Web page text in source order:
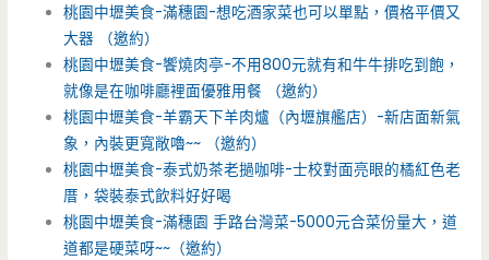
桃園中壢美食-滿穗園-想吃酒家菜也可以單點，價格平價又
大器 （邀約）
桃園中壢美食-饗燒肉亭-不用800元就有和牛牛排吃到飽，
就像是在咖啡廳裡面優雅用餐 （邀約）
桃園中壢美食-羊霸天下羊肉爐（內壢旗艦店）-新店面新氣
象，內裝更寬敞嚕~~ （邀約）
桃園中壢美食-泰式奶茶老撾咖啡-士校對面亮眼的橘紅色老
厝，袋裝泰式飲料好好喝
桃園中壢美食-滿穗園 手路台灣菜-5000元合菜份量大，道
道都是硬菜呀~~（邀約）